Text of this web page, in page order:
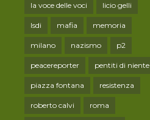
la voce delle voci licio gelli
lsdi mafia memoria
milano nazismo p2
peacereporter pentiti di niente
piazza fontana resistenza
roberto calvi roma